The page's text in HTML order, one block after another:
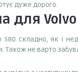
дуже дорого.
для Volvo
складно, як і
не варто